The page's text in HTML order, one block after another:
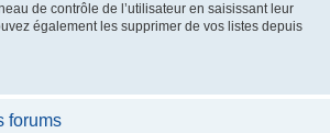
de contrôle de l’utilisateur en saisissant leur
également les supprimer de vos listes depuis
forums